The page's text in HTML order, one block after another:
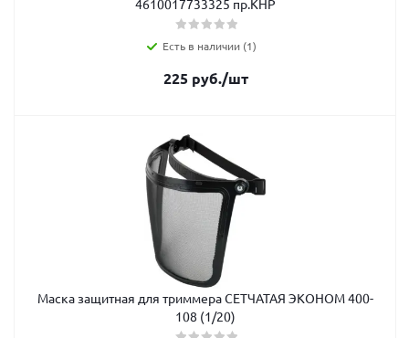
4610017733325 пр.КНР
Есть в наличии (1)
225руб./шт
Маска защитная для триммера СЕТЧАТАЯ ЭКОНОМ 400-
108 (1/20)